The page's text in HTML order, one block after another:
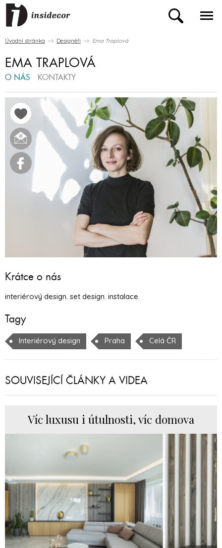
Úvodní stránka Designéři Ema Traplová
EMA TRAPLOVÁ
O NÁS KONTAKTY
Krátce o nás
interiérový design. set design. instalace.
Tagy
Interiérový design Praha Celá ČR
SOUVISEJÍCÍ ČLÁNKY A VIDEA
Víc luxusu i útulnosti, víc domova